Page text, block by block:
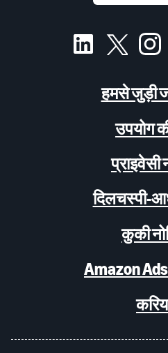
हमसे जुड़ी
उपयोग
प्राइवेसी
दिलचस्पी-
कुकी
Amazon